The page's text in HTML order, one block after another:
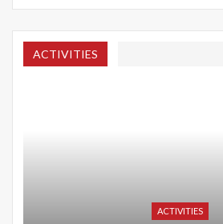
ACTIVITIES
ACTIVITIES